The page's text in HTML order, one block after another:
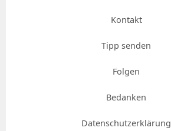
Kontakt
Tipp senden
Folgen
Bedanken
Datenschutzerklärung